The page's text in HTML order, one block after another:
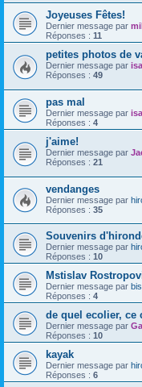
Joyeuses Fêtes!
Dernier message par
Réponses : 11
petites photos de
Dernier message par
Réponses : 49
pas mal
Dernier message par
Réponses : 4
j'aime!
Dernier message par
Réponses : 21
vendanges
Dernier message par
Réponses : 35
Souvenirs
Dernier message par
Réponses : 10
Mstislav
Dernier message par
Réponses : 4
de quel ecolier, ce
Dernier message par
Réponses : 10
kayak
Dernier message par
Réponses : 6